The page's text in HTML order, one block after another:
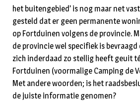
het buitengebied’ is nog maar net
gesteld dat er geen permanente
op Fortduinen volgens de provincie.
de provincie wel specifiek is bevraagd
zich inderdaad zo stellig heeft geuit
Fortduinen (voormalige Camping de
Met andere woorden; is het
de juiste informatie genomen?